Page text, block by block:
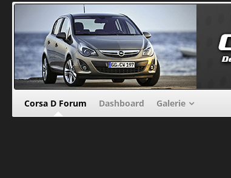
Corsa D Forum Dashboard Galerie